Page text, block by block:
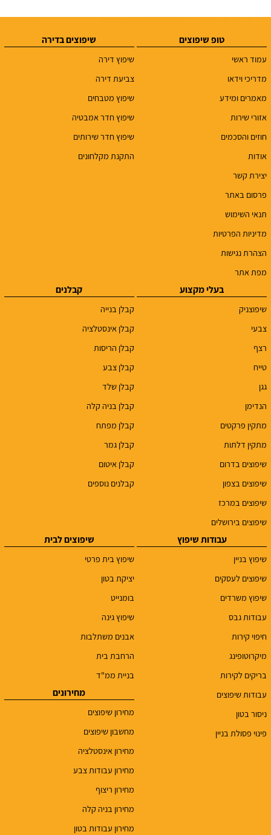
טופ שיפוצים
עמוד ראשי
מדריכי וידאו
מאמרים ומידע
אזורי שירות
חוזים והסכמים
אודות
יצירת קשר
פרסום באתר
תנאי השימוש
מדיניות הפרטיות
הצהרת נגישות
מפת אתר
שיפוצים בדירה
שיפוץ דירה
צביעת דירה
שיפוץ מטבחים
שיפוץ חדר אמבטיה
שיפוץ חדר שירותים
התקנת מקלחונים
בעלי מקצוע
שיפוצניק
צבעי
רצף
טייח
גגן
הנדימן
מתקין פרקטים
מתקין דלתות
שיפוצים בדרום
שיפוצים בצפון
שיפוצים במרכז
שיפוצים בירושלים
קבלנים
קבלן בנייה
קבלן אינסטלציה
קבלן הריסות
קבלן צבע
קבלן שלד
קבלן בניה קלה
קבלן מפתח
קבלן גמר
קבלן איטום
קבלנים נוספים
עבודות שיפוץ
שיפוץ בניין
שיפוצים לעסקים
שיפוץ משרדים
עבודות גבס
חיפוי קירות
מיקרוטופינג
בריקים לקירות
עבודות שיפוצים
ניסור בטון
פינוי פסולת בניין
שיפוצים לבית
שיפוץ בית פרטי
יציקת בטון
בומנייט
שיפוץ גינה
אבנים משתלבות
הרחבת בית
בניית ממ"ד
מחירונים
מחירון שיפוצים
מחשבון שיפוצים
מחירון אינסטלציה
מחירון עבודות צבע
מחירון ריצוף
מחירון בניה קלה
מחירון עבודות בטון